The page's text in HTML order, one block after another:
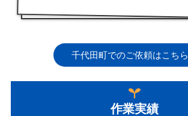
千代田町でのご依頼はこちら
作業実績